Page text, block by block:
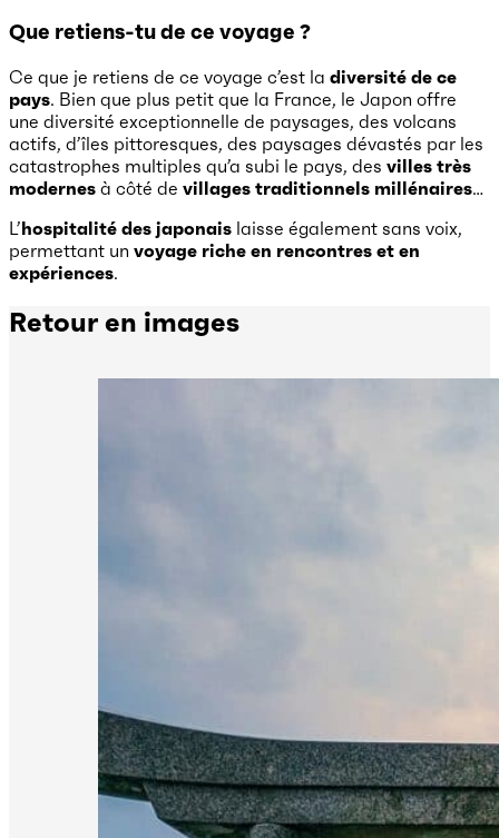
Que retiens-tu de ce voyage ?
Ce que je retiens de ce voyage c’est la diversité de ce
pays. Bien que plus petit que la France, le Japon offre
une diversité exceptionnelle de paysages, des volcans
actifs, d’îles pittoresques, des paysages dévastés par les
catastrophes multiples qu’a subi le pays, des villes très
modernes à côté de villages traditionnels millénaires…
L’hospitalité des japonais laisse également sans voix,
permettant un voyage riche en rencontres et en
expériences.
Retour en images